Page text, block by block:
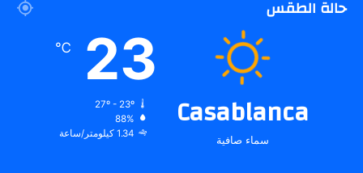
حالة الطقس
Casablanca
سماء صافية
23
℃
27º - 23º
88%
1.34 كيلومتر/ساعة